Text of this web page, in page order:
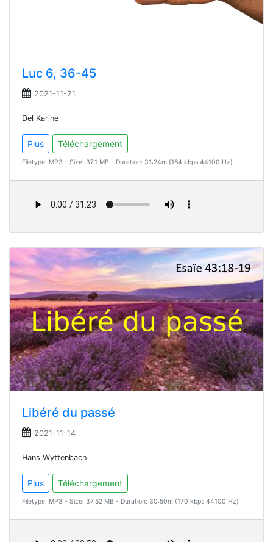
Luc 6, 36-45
2021-11-21
Del Karine
Plus Téléchargement
Filetype: MP3 - Size: 37.1 MB - Duration: 31:24m (164 kbps 44100 Hz)
Libéré du passé
2021-11-14
Hans Wyttenbach
Plus Téléchargement
Filetype: MP3 - Size: 37.52 MB - Duration: 30:50m (170 kbps 44100 Hz)